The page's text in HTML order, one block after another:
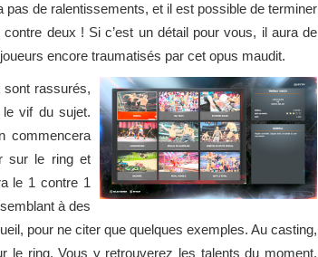
pas de ralentissements, et il est possible de terminer
deux ! Si c’est un détail pour vous, il aura de
encore traumatisés par cet opus maudit.
sont rassurés,
vif du sujet.
commencera
sur le ring et
le 1 contre 1
à des
pour ne citer que quelques exemples. Au casting,
le ring. Vous y retrouverez les talents du moment,